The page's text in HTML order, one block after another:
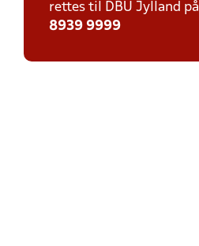
rettes til DBU Jylland på
8939 9999